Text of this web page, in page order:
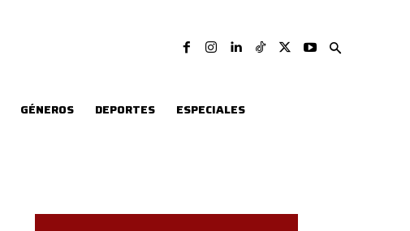
GÉNEROS DEPORTES ESPECIALES